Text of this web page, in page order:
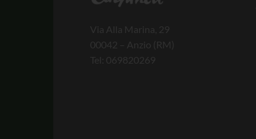
Via Alla Marina, 29
00042 – Anzio (RM)
Tel: 069820269